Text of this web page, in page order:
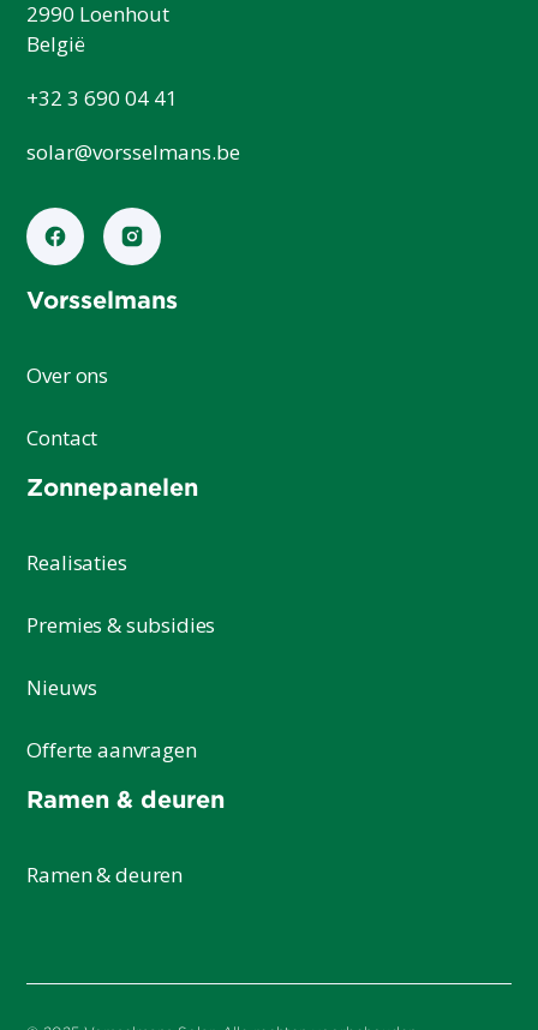
2990 Loenhout
België
+32 3 690 04 41
solar@vorsselmans.be
Vorsselmans
Over ons
Contact
Zonnepanelen
Realisaties
Premies & subsidies
Nieuws
Offerte aanvragen
Ramen & deuren
Ramen & deuren